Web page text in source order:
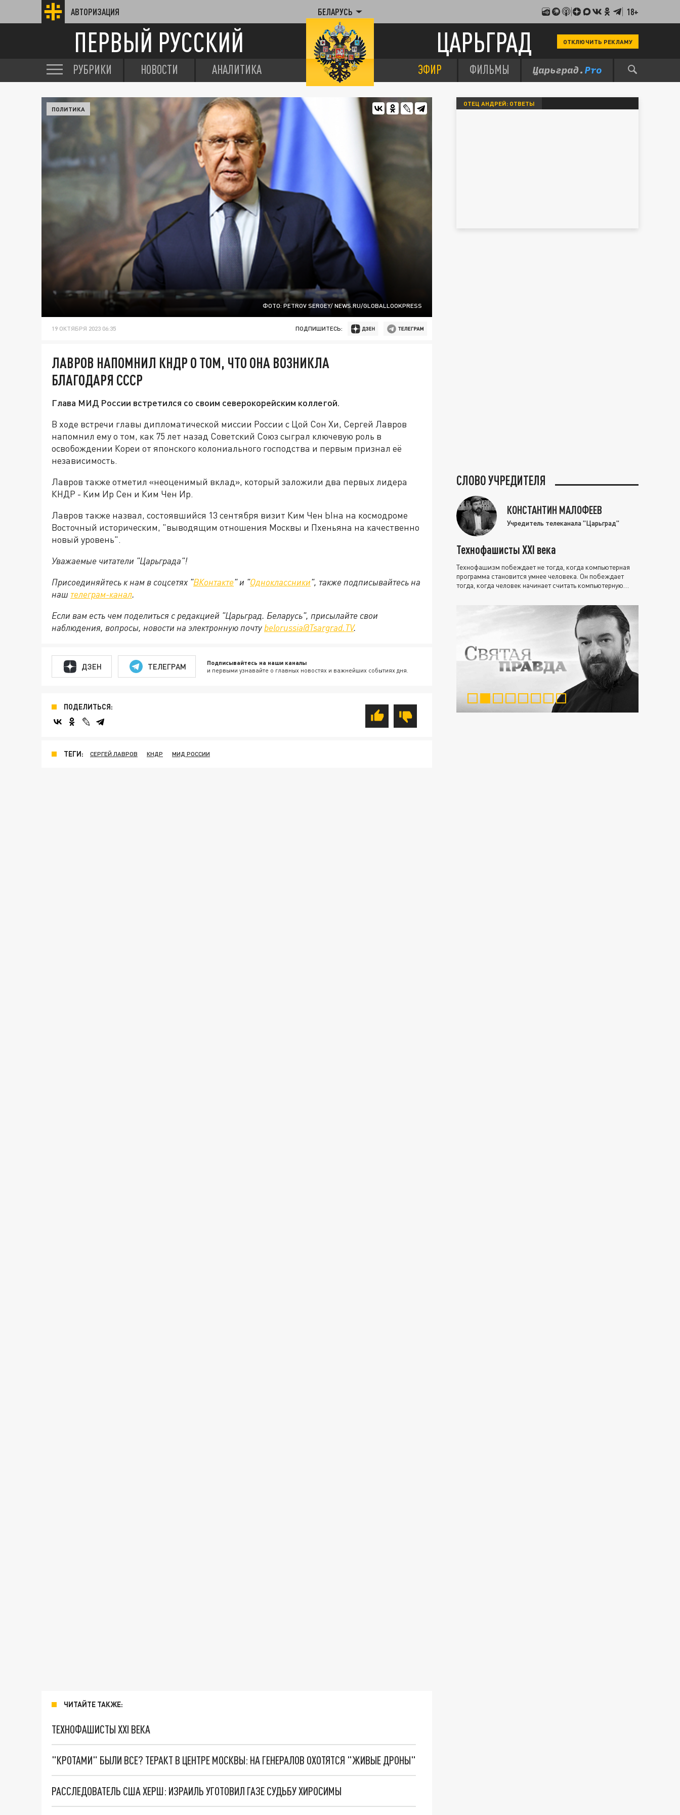
АВТОРИЗАЦИЯ БЕЛАРУСЬ 18+
ПЕРВЫЙ РУССКИЙ ЦАРЬГРАД ОТКЛЮЧИТЬ РЕКЛАМУ
РУБРИКИ НОВОСТИ АНАЛИТИКА ЭФИР ФИЛЬМЫ
ФОТО: PETROV SERGEY/ NEWS.RU/GLOBALLOOKPRESS
ПОЛИТИКА
19 ОКТЯБРЯ 2023 06:35 ПОДПИШИТЕСЬ:
ЛАВРОВ НАПОМНИЛ КНДР О ТОМ, ЧТО ОНА ВОЗНИКЛА
БЛАГОДАРЯ СССР
Глава МИД России встретился со своим северокорейским коллегой.
В ходе встречи главы дипломатической миссии России с Цой Сон Хи, Сергей Лавров
напомнил ему о том, как 75 лет назад Советский Союз сыграл ключевую роль в
освобождении Кореи от японского колониального господства и первым признал её
независимость.
Лавров также отметил «неоценимый вклад», который заложили два первых лидера
КНДР - Ким Ир Сен и Ким Чен Ир.
Лавров также назвал, состоявшийся 13 сентября визит Ким Чен Ына на космодроме
Восточный историческим, "выводящим отношения Москвы и Пхеньяна на качественно
новый уровень".
Уважаемые читатели "Царьграда"!
Присоединяйтесь к нам в соцсетях "ВКонтакте" и "Одноклассники", также подписывайтесь на
наш телеграм-канал.
Если вам есть чем поделиться с редакцией "Царьград. Беларусь", присылайте свои
наблюдения, вопросы, новости на электронную почту belorussia@Tsargrad.TV.
ДЗЕН ТЕЛЕГРАМ Подписывайтесь на наши каналы
и первыми узнавайте о главных новостях и важнейших событиях дня.
ПОДЕЛИТЬСЯ:
ТЕГИ: СЕРГЕЙ ЛАВРОВ КНДР МИД РОССИИ
ЧИТАЙТЕ ТАКЖЕ:
ТЕХНОФАШИСТЫ XXI ВЕКА
"КРОТАМИ" БЫЛИ ВСЕ? ТЕРАКТ В ЦЕНТРЕ МОСКВЫ: НА ГЕНЕРАЛОВ ОХОТЯТСЯ "ЖИВЫЕ ДРОНЫ"
РАССЛЕДОВАТЕЛЬ США ХЕРШ: ИЗРАИЛЬ УГОТОВИЛ ГАЗЕ СУДЬБУ ХИРОСИМЫ
ОТЕЦ АНДРЕЙ: ОТВЕТЫ
СЛОВО УЧРЕДИТЕЛЯ
КОНСТАНТИН МАЛОФЕЕВ
Учредитель телеканала "Царьград"
Технофашисты XXI века
Технофашизм побеждает не тогда, когда компьютерная
программа становится умнее человека. Он побеждает
тогда, когда человек начинает считать компьютерную